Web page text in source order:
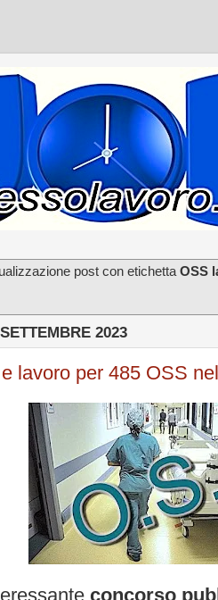
post con etichettaOSS
2023
lavoro per 485 OSS
concorso